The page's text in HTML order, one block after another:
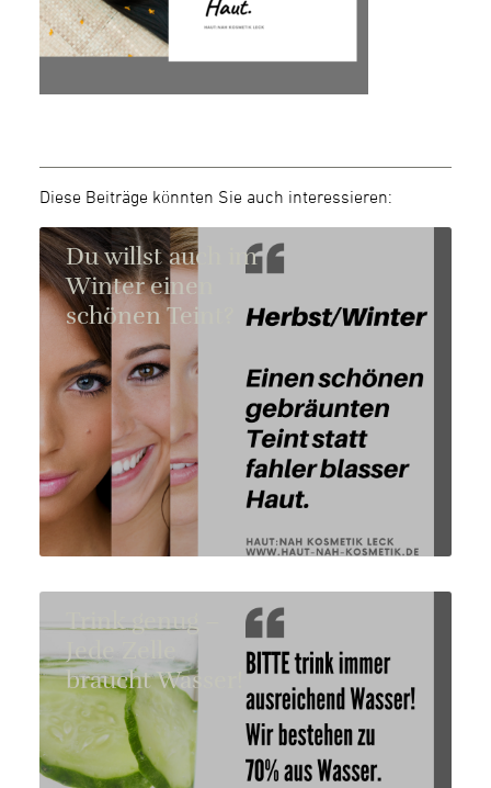
Diese Beiträge könnten Sie auch interessieren:
Du willst auch im
Winter einen
schönen Teint?
Trink genug –
Jede Zelle
braucht Wasser!